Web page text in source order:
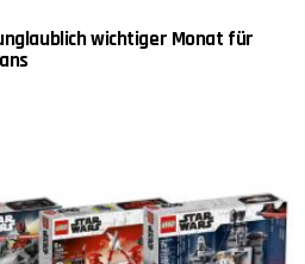
wichtiger Monat für